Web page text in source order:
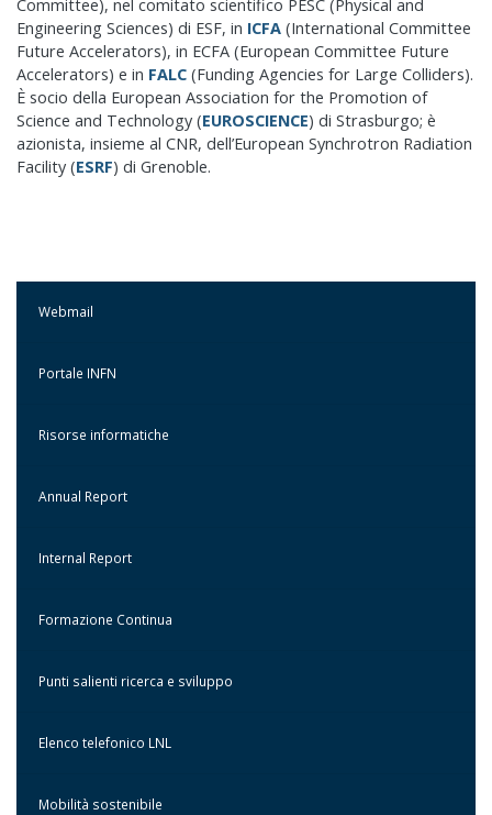
Committee), nel comitato scientifico PESC (Physical and
Engineering Sciences) di ESF, in ICFA (International Committee
Future Accelerators), in ECFA (European Committee Future
Accelerators) e in FALC (Funding Agencies for Large Colliders).
È socio della European Association for the Promotion of
Science and Technology (EUROSCIENCE) di Strasburgo; è
azionista, insieme al CNR, dell’European Synchrotron Radiation
Facility (ESRF) di Grenoble.
Webmail
Portale INFN
Risorse informatiche
Annual Report
Internal Report
Formazione Continua
Punti salienti ricerca e sviluppo
Elenco telefonico LNL
Mobilità sostenibile